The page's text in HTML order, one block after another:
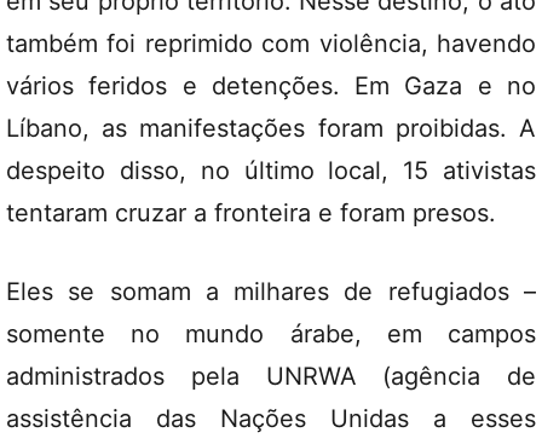
também foi reprimido com violência, havendo
vários feridos e detenções. Em Gaza e no
Líbano, as manifestações foram proibidas. A
despeito disso, no último local, 15 ativistas
tentaram cruzar a fronteira e foram presos.
Eles se somam a milhares de refugiados –
somente no mundo árabe, em campos
administrados pela UNRWA (agência de
assistência das Nações Unidas a esses